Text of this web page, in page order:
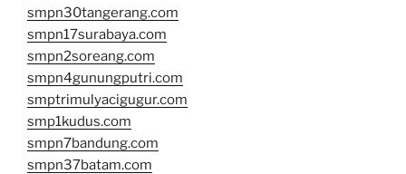
smpn30tangerang.com
smpn17surabaya.com
smpn2soreang.com
smpn4gunungputri.com
smptrimulyacigugur.com
smp1kudus.com
smpn7bandung.com
smpn37batam.com